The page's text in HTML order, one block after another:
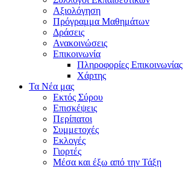
Αξιολόγηση
Πρόγραμμα Μαθημάτων
Δράσεις
Ανακοινώσεις
Επικοινωνία
Πληροφορίες Επικοινωνίας
Χάρτης
Τα Νέα μας
Εκτός Σύρου
Επισκέψεις
Περίπατοι
Συμμετοχές
Εκλογές
Γιορτές
Μέσα και έξω από την Τάξη